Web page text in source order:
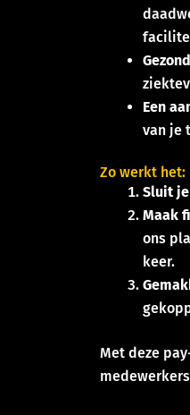
Een
van je
Zo werkt het:
Sluit
Maak
ons
keer.
Met deze